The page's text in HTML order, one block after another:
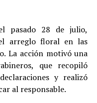
pasado 28 de julio,
arreglo floral en las
La acción motivó una
que recopiló
y realizó
al responsable.